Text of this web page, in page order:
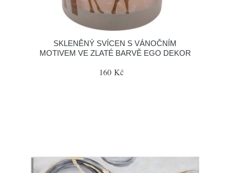
SKLENĚNÝ SVÍCEN S VÁNOČNÍM
MOTIVEM VE ZLATÉ BARVĚ EGO DEKOR
160 Kč